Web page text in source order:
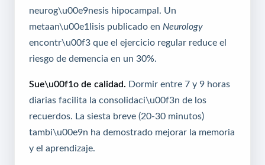
neurog\u00e9nesis hipocampal. Un
metaan\u00e1lisis publicado en Neurology
encontr\u00f3 que el ejercicio regular reduce el
riesgo de demencia en un 30%.
Sue\u00f1o de calidad.
Dormir entre 7 y 9 horas
diarias facilita la consolidaci\u00f3n de los
recuerdos. La siesta breve (20-30 minutos)
tambi\u00e9n ha demostrado mejorar la memoria
y el aprendizaje.